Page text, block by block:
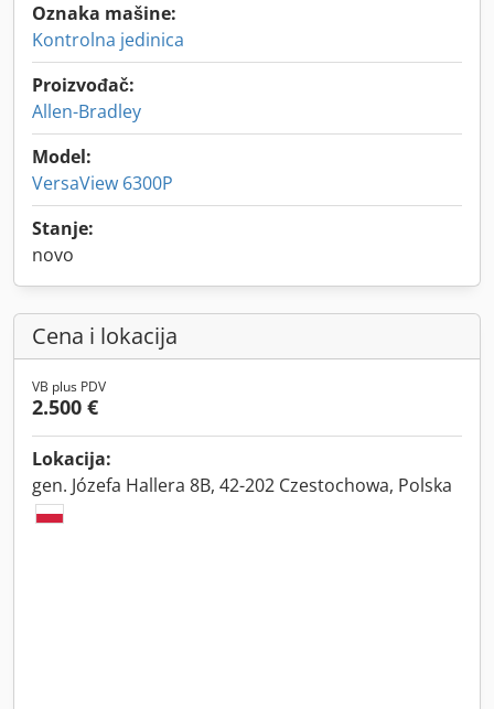
Oznaka mašine:
Kontrolna jedinica
Proizvođač:
Allen-Bradley
Model:
VersaView 6300P
Stanje:
novo
Cena i lokacija
VB plus PDV
2.500 €
Lokacija:
gen. Józefa Hallera 8B, 42-202 Czestochowa, Polska